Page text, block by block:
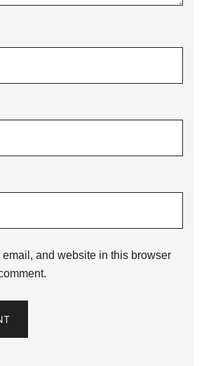
email, and website in this browser